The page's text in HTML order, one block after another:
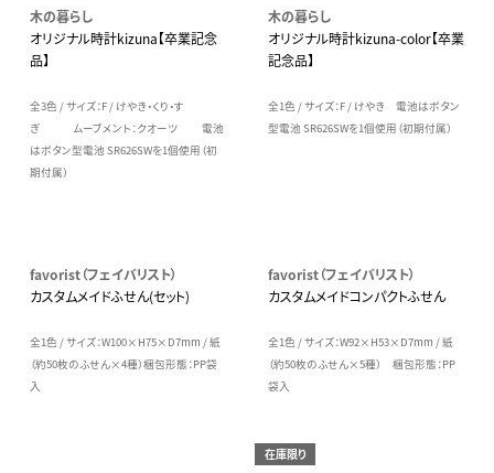
木の暮らし
オリジナル時計kizuna【卒業記念
品】
全3色 / サイズ：F / けやき・くり・す
ぎ ムーブメント：クオーツ 電池
はボタン型電池 SR626SWを1個使用（初
期付属）
木の暮らし
オリジナル時計kizuna-color【卒業
記念品】
全1色 / サイズ：F / けやき 電池はボタン
型電池 SR626SWを1個使用（初期付属）
favorist（フェイバリスト）
カスタムメイドふせん(セット)
全1色 / サイズ：W100×H75×D7mm / 紙
（約50枚のふせん×4種）梱包形態：PP袋
入
favorist（フェイバリスト）
カスタムメイドコンパクトふせん
全1色 / サイズ：W92×H53×D7mm / 紙
（約50枚のふせん×5種） 梱包形態：PP
袋入
在庫限り